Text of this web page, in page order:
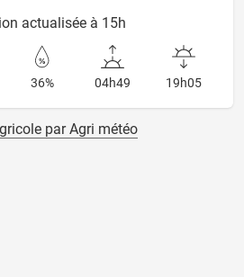
actualisée à 15h
36% 04h49 19h05
par Agri météo